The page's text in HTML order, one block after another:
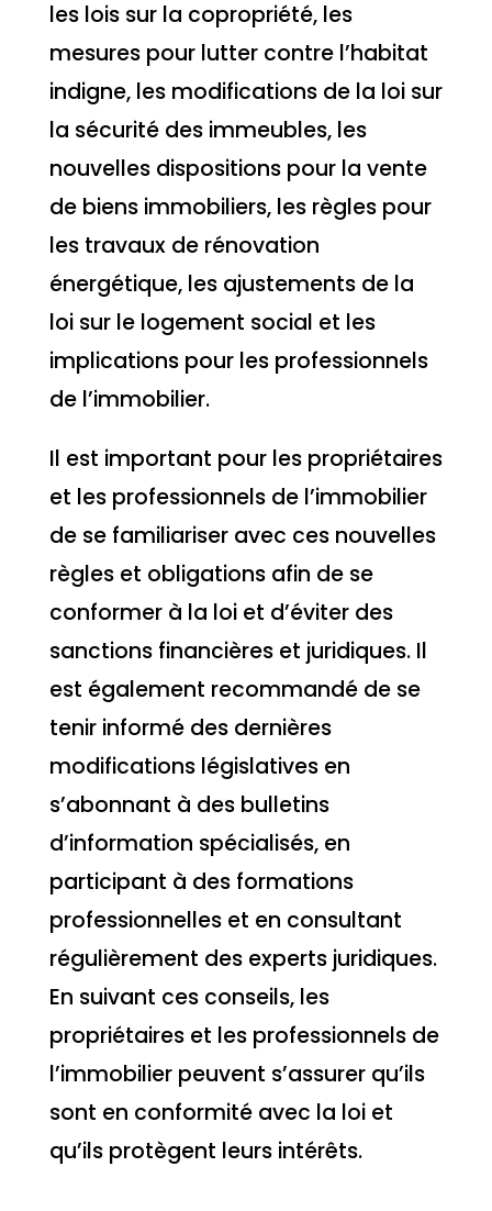
les lois sur la copropriété, les
mesures pour lutter contre l’habitat
indigne, les modifications de la loi sur
la sécurité des immeubles, les
nouvelles dispositions pour la vente
de biens immobiliers, les règles pour
les travaux de rénovation
énergétique, les ajustements de la
loi sur le logement social et les
implications pour les professionnels
de l’immobilier.
Il est important pour les propriétaires
et les professionnels de l’immobilier
de se familiariser avec ces nouvelles
règles et obligations afin de se
conformer à la loi et d’éviter des
sanctions financières et juridiques. Il
est également recommandé de se
tenir informé des dernières
modifications législatives en
s’abonnant à des bulletins
d’information spécialisés, en
participant à des formations
professionnelles et en consultant
régulièrement des experts juridiques.
En suivant ces conseils, les
propriétaires et les professionnels de
l’immobilier peuvent s’assurer qu’ils
sont en conformité avec la loi et
qu’ils protègent leurs intérêts.